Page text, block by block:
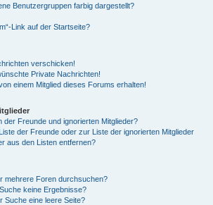
Benutzergruppen farbig dargestellt?
Link auf der Startseite?
verschicken!
Private Nachrichten!
einem Mitglied dieses Forums erhalten!
der Freunde und ignorierten Mitglieder?
der Freunde oder zur Liste der ignorierten Mitglieder
aus den Listen entfernen?
mehrere Foren durchsuchen?
keine Ergebnisse?
Suche eine leere Seite?